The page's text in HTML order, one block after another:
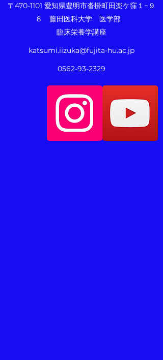
〒470-1101 愛知県豊明市沓掛町田楽ケ窪１−９
８ 藤田医科大学 医学部
臨床栄養学講座
katsumi.iizuka@fujita-hu.ac.jp
0562-93-2329